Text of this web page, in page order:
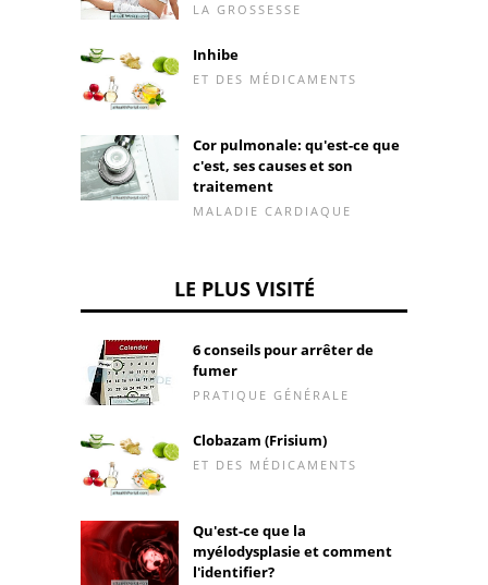
LA GROSSESSE
Inhibe
ET DES MÉDICAMENTS
Cor pulmonale: qu'est-ce que
c'est, ses causes et son
traitement
MALADIE CARDIAQUE
LE PLUS VISITÉ
6 conseils pour arrêter de
fumer
PRATIQUE GÉNÉRALE
Clobazam (Frisium)
ET DES MÉDICAMENTS
Qu'est-ce que la
myélodysplasie et comment
l'identifier?